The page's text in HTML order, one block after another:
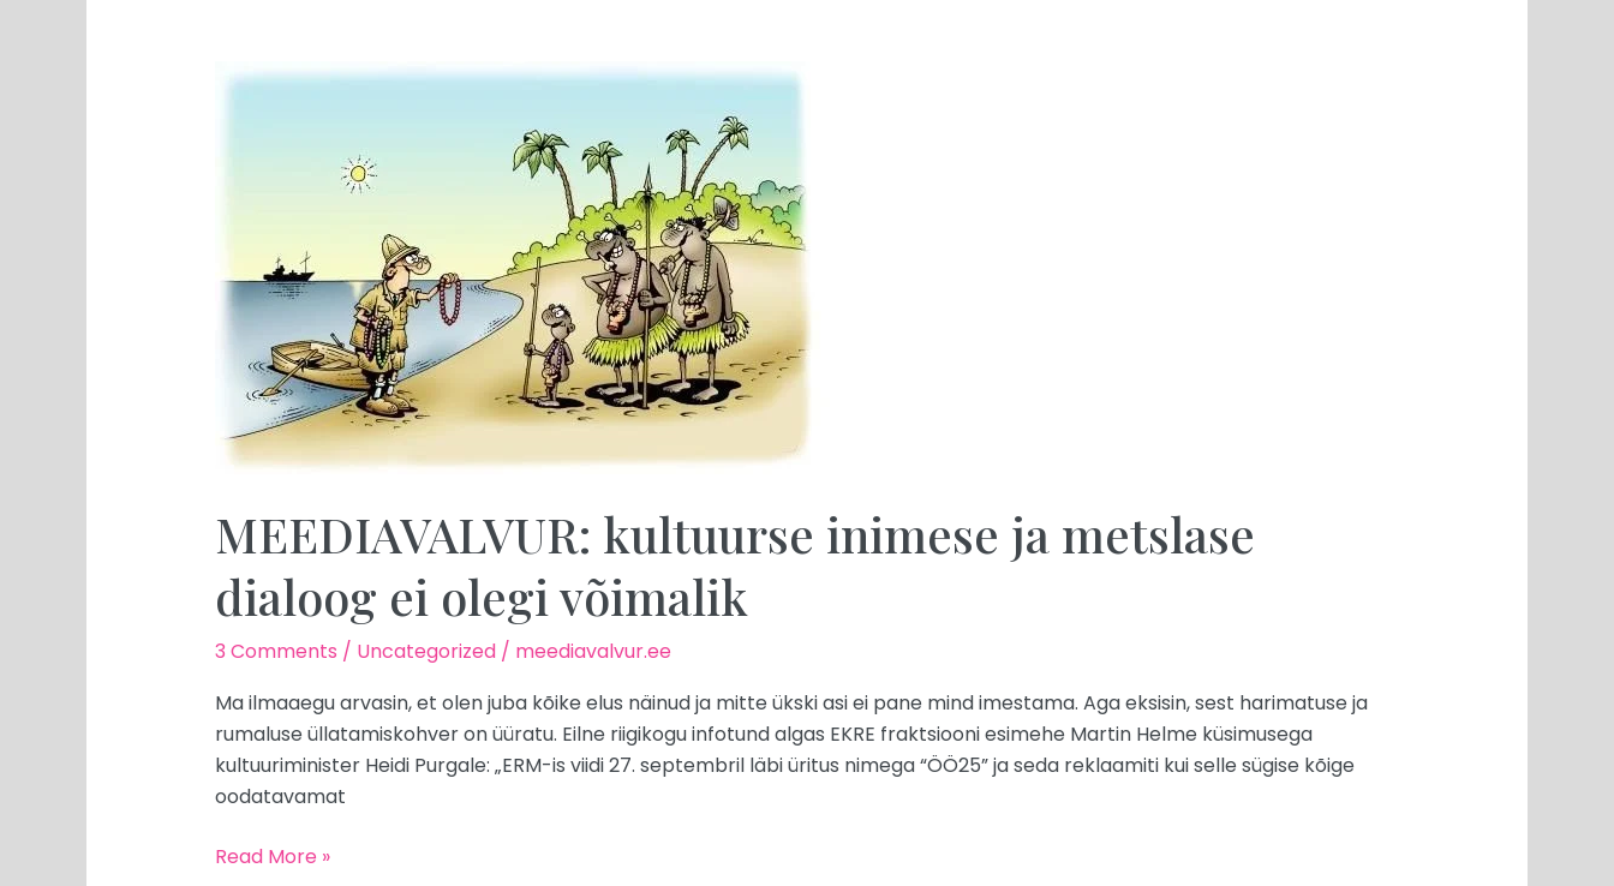
MEEDIAVALVUR: kultuurse inimese ja metslase
dialoog ei olegi võimalik
3 Comments / Uncategorized/ meediavalvur.ee
Ma ilmaaegu arvasin, et olen juba kõike elus näinud ja mitte ükski asi ei pane mind imestama. Aga eksisin, sest harimatuse ja
rumaluse üllatamiskohver on üüratu. Eilne riigikogu infotund algas EKRE fraktsiooni esimehe Martin Helme küsimusega
kultuuriminister Heidi Purgale: „ERM-is viidi 27. septembril läbi üritus nimega “ÖÖ25” ja seda reklaamiti kui selle sügise kõige
oodatavamat
MEEDIAVALVUR:
olegi
võimalik
Read More »